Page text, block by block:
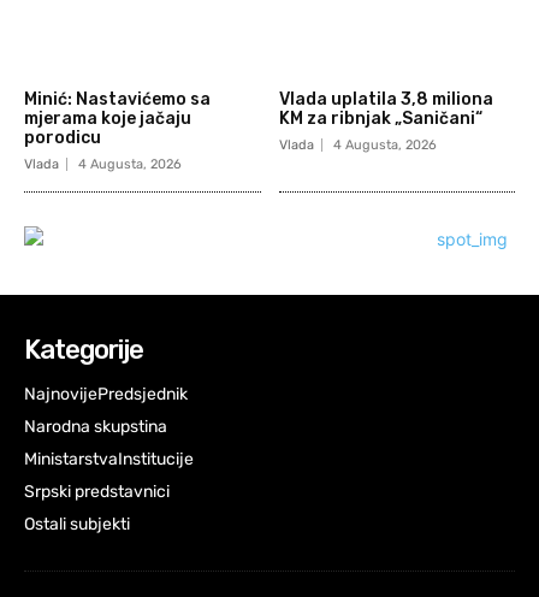
Minić: Nastavićemo sa
mjerama koje jačaju
porodicu
Vlada 4 Augusta, 2026
Vlada uplatila 3,8 miliona
KM za ribnjak „Saničani“
Vlada 4 Augusta, 2026
Kategorije
NajnovijePredsjednik
Narodna skupstina
MinistarstvaInstitucije
Srpski predstavnici
Ostali subjekti